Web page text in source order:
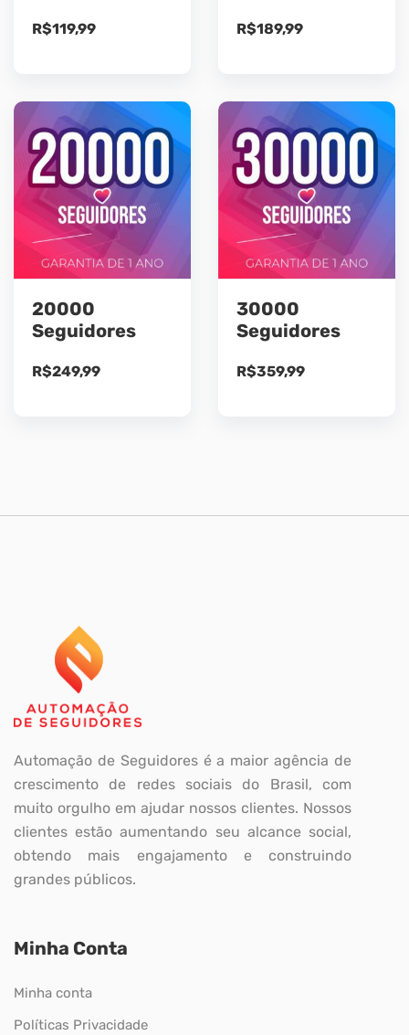
R$119,99 R$189,99
20000
Seguidores
R$249,99
30000
Seguidores
R$359,99
Automação de Seguidores é a maior agência de
crescimento de redes sociais do Brasil, com
muito orgulho em ajudar nossos clientes. Nossos
clientes estão aumentando seu alcance social,
obtendo mais engajamento e construindo
grandes públicos.
Minha Conta
Minha conta
Políticas Privacidade